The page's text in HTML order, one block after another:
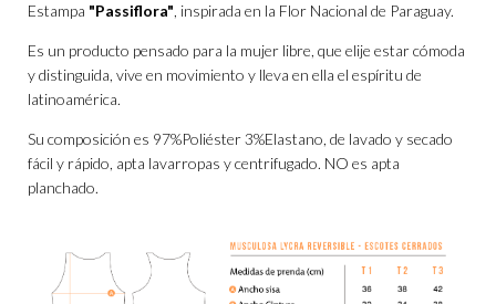
Estampa "Passiflora", inspirada en la Flor Nacional de Paraguay.
Es un producto pensado para la mujer libre, que elije estar cómoda
y distinguida, vive en movimiento y lleva en ella el espíritu de
latinoamérica.
Su composición es 97%Poliéster 3%Elastano, de lavado y secado
fácil y rápido, apta lavarropas y centrifugado. NO es apta
planchado.